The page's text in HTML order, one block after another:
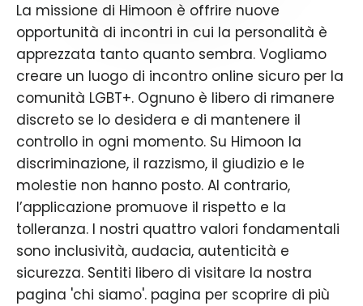
La missione di Himoon è offrire nuove
opportunità di incontri in cui la personalità è
apprezzata tanto quanto sembra. Vogliamo
creare un luogo di incontro online sicuro per la
comunità LGBT+. Ognuno è libero di rimanere
discreto se lo desidera e di mantenere il
controllo in ogni momento. Su Himoon la
discriminazione, il razzismo, il giudizio e le
molestie non hanno posto. Al contrario,
l’applicazione promuove il rispetto e la
tolleranza. I nostri quattro valori fondamentali
sono inclusività, audacia, autenticità e
sicurezza. Sentiti libero di visitare la nostra
pagina 'chi siamo'. pagina per scoprire di più